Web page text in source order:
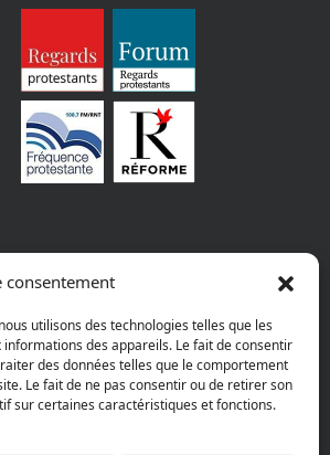
consentement
utilisons des technologies telles que les
des appareils. Le fait de consentir
des données telles que le comportement
Le fait de ne pas consentir ou de retirer son
sur certaines caractéristiques et fonctions.